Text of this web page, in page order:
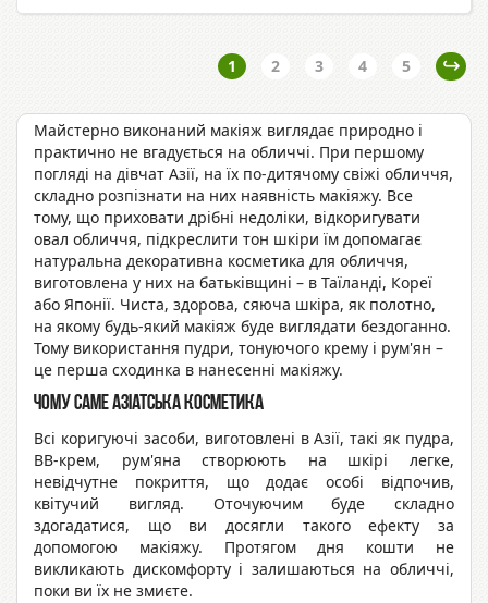
1 2 3 4 5
Майстерно виконаний макіяж виглядає природно і
практично не вгадується на обличчі. При першому
погляді на дівчат Азії, на їх по-дитячому свіжі обличчя,
складно розпізнати на них наявність макіяжу. Все
тому, що приховати дрібні недоліки, відкоригувати
овал обличчя, підкреслити тон шкіри їм допомагає
натуральна декоративна косметика для обличчя,
виготовлена у них на батьківщині – в Таїланді, Кореї
або Японії. Чиста, здорова, сяюча шкіра, як полотно,
на якому будь-який макіяж буде виглядати бездоганно.
Тому використання пудри, тонуючого крему і рум'ян –
це перша сходинка в нанесенні макіяжу.
Чому саме азіатська косметика
Всі коригуючі засоби, виготовлені в Азії, такі як пудра,
ВВ-крем, рум'яна створюють на шкірі легке,
невідчутне покриття, що додає особі відпочив,
квітучий вигляд. Оточуючим буде складно
здогадатися, що ви досягли такого ефекту за
допомогою макіяжу. Протягом дня кошти не
викликають дискомфорту і залишаються на обличчі,
поки ви їх не змиєте.